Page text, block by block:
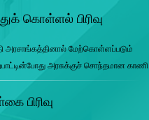
கொள்ளல் பிரிவு
அரசாங்கத்தினால் மேற்கொள்ளப்படும்
அரசுக்குச் சொந்தமான காணி
பிரிவு